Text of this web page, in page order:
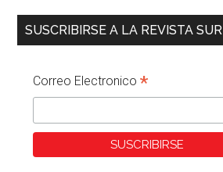
SUSCRIBIRSE A LA REVISTA SUR
Correo Electronico*